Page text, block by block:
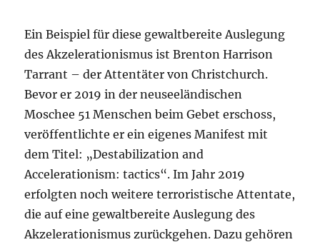
Ein Beispiel für diese gewaltbereite Auslegung
des Akzelerationismus ist Brenton Harrison
Tarrant – der Attentäter von Christchurch.
Bevor er 2019 in der neuseeländischen
Moschee 51 Menschen beim Gebet erschoss,
veröffentlichte er ein eigenes Manifest mit
dem Titel: „Destabilization and
Accelerationism: tactics“. Im Jahr 2019
erfolgten noch weitere terroristische Attentate,
die auf eine gewaltbereite Auslegung des
Akzelerationismus zurückgehen. Dazu gehören